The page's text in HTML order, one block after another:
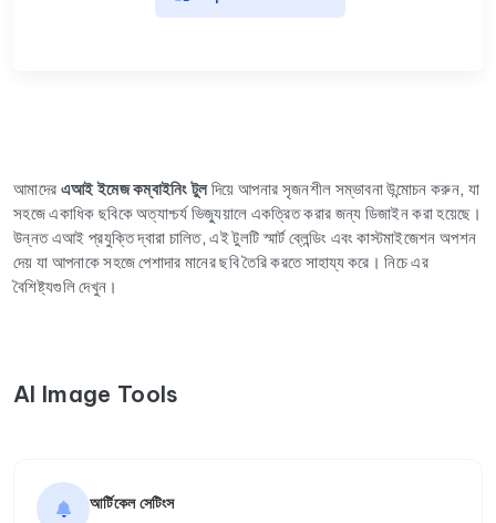
আমাদের এআই ইমেজ কম্বাইনিং টুলদিয়ে আপনার সৃজনশীল সম্ভাবনা উন্মোচন করুন, যা
সহজে একাধিক ছবিকে অত্যাশ্চর্য ভিজ্যুয়ালে একত্রিত করার জন্য ডিজাইন করা হয়েছে।
উন্নত এআই প্রযুক্তি দ্বারা চালিত, এই টুলটি স্মার্ট ব্লেন্ডিং এবং কাস্টমাইজেশন অপশন
দেয় যা আপনাকে সহজে পেশাদার মানের ছবি তৈরি করতে সাহায্য করে। নিচে এর
বৈশিষ্ট্যগুলি দেখুন।
AI Image Tools
আর্টিকেল সেটিংস